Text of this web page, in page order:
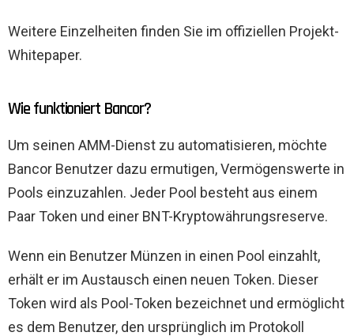
Weitere Einzelheiten finden Sie im offiziellen Projekt-
Whitepaper.
Wie funktioniert Bancor?
Um seinen AMM-Dienst zu automatisieren, möchte
Bancor Benutzer dazu ermutigen, Vermögenswerte in
Pools einzuzahlen. Jeder Pool besteht aus einem
Paar Token und einer BNT-Kryptowährungsreserve.
Wenn ein Benutzer Münzen in einen Pool einzahlt,
erhält er im Austausch einen neuen Token. Dieser
Token wird als Pool-Token bezeichnet und ermöglicht
es dem Benutzer, den ursprünglich im Protokoll